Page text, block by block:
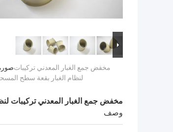
مخفض جمع الغبار المعدني تركيبات
لنظام الغبار بقعة سطح
مخفض جمع الغبار المعدني تركيبات
وصف